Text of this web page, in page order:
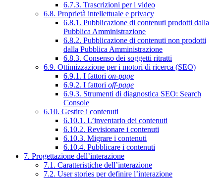
6.7.3. Trascrizioni per i video
6.8. Proprietà intellettuale e privacy
6.8.1. Pubblicazione di contenuti prodotti dalla
Pubblica Amministrazione
6.8.2. Pubblicazione di contenuti non prodotti
dalla Pubblica Amministrazione
6.8.3. Consenso dei soggetti ritratti
6.9. Ottimizzazione per i motori di ricerca (SEO)
6.9.1. I fattori on-page
6.9.2. I fattori off-page
6.9.3. Strumenti di diagnostica SEO: Search
Console
6.10. Gestire i contenuti
6.10.1. L’inventario dei contenuti
6.10.2. Revisionare i contenuti
6.10.3. Migrare i contenuti
6.10.4. Pubblicare i contenuti
7. Progettazione dell’interazione
7.1. Caratteristiche dell’interazione
7.2. User stories per definire l’interazione